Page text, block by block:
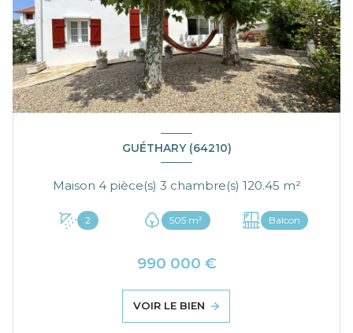
GUÉTHARY (64210)
Maison 4 pièce(s) 3 chambre(s) 120.45 m²
2 505 m² Balcon
990 000 €
VOIR LE BIEN